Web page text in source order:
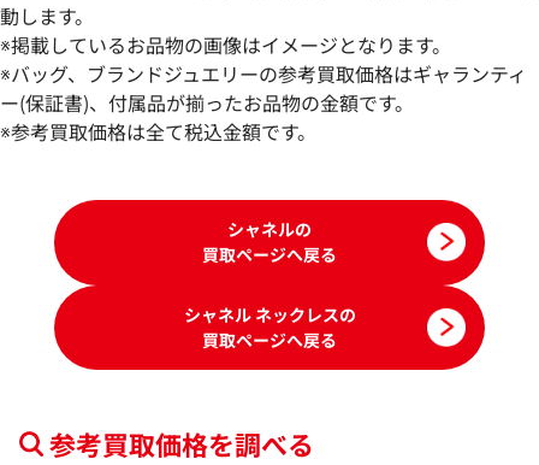
シャネル ネックレス
参考買取価格
132,000円
2026年7月17日時点
シャネル ネックレ
参考買取価格
125,000
動します。
※掲載しているお品物の画像はイメージとなります。
※バッグ、ブランドジュエリーの参考買取価格はギャランティ
ー(保証書)、付属品が揃ったお品物の金額です。
※参考買取価格は全て税込金額です。
シャネルの
買取ページへ戻る
シャネル ネックレスの
買取ページへ戻る
参考買取価格を調べる